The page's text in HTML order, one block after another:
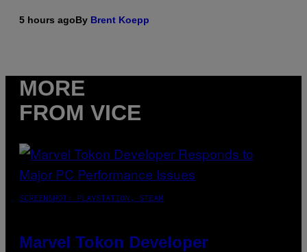
5 hours agoBy Brent Koepp
MORE
FROM VICE
SCREENSHOT: PLAYSTATION, STEAM
Marvel Tokon Developer